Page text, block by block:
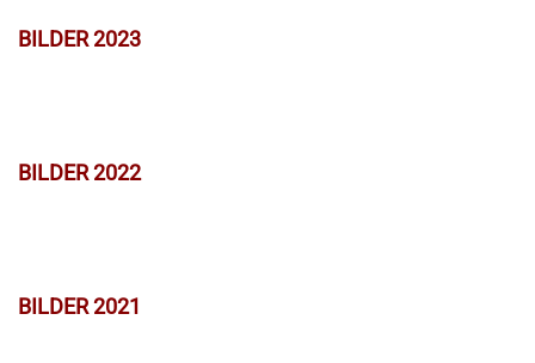
BILDER 2023
BILDER 2022
BILDER 2021